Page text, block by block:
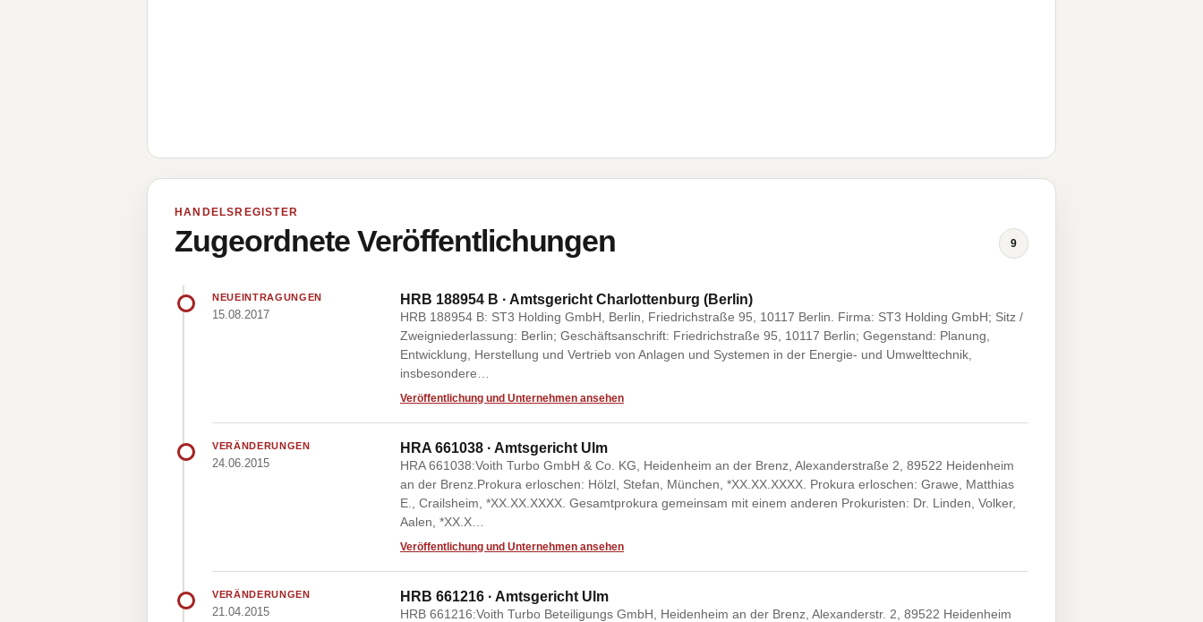
HANDELSREGISTER
Zugeordnete Veröffentlichungen 9
NEUEINTRAGUNGEN
15.08.2017
HRB 188954 B · Amtsgericht Charlottenburg (Berlin)
HRB 188954 B: ST3 Holding GmbH, Berlin, Friedrichstraße 95, 10117 Berlin. Firma: ST3 Holding GmbH; Sitz /
Zweigniederlassung: Berlin; Geschäftsanschrift: Friedrichstraße 95, 10117 Berlin; Gegenstand: Planung,
Entwicklung, Herstellung und Vertrieb von Anlagen und Systemen in der Energie- und Umwelttechnik,
insbesondere…
Veröffentlichung und Unternehmen ansehen
VERÄNDERUNGEN
24.06.2015
HRA 661038 · Amtsgericht Ulm
HRA 661038:Voith Turbo GmbH & Co. KG, Heidenheim an der Brenz, Alexanderstraße 2, 89522 Heidenheim
an der Brenz.Prokura erloschen: Hölzl, Stefan, München, *XX.XX.XXXX. Prokura erloschen: Grawe, Matthias
E., Crailsheim, *XX.XX.XXXX. Gesamtprokura gemeinsam mit einem anderen Prokuristen: Dr. Linden, Volker,
Aalen, *XX.X…
Veröffentlichung und Unternehmen ansehen
VERÄNDERUNGEN
21.04.2015
HRB 661216 · Amtsgericht Ulm
HRB 661216:Voith Turbo Beteiligungs GmbH, Heidenheim an der Brenz, Alexanderstr. 2, 89522 Heidenheim